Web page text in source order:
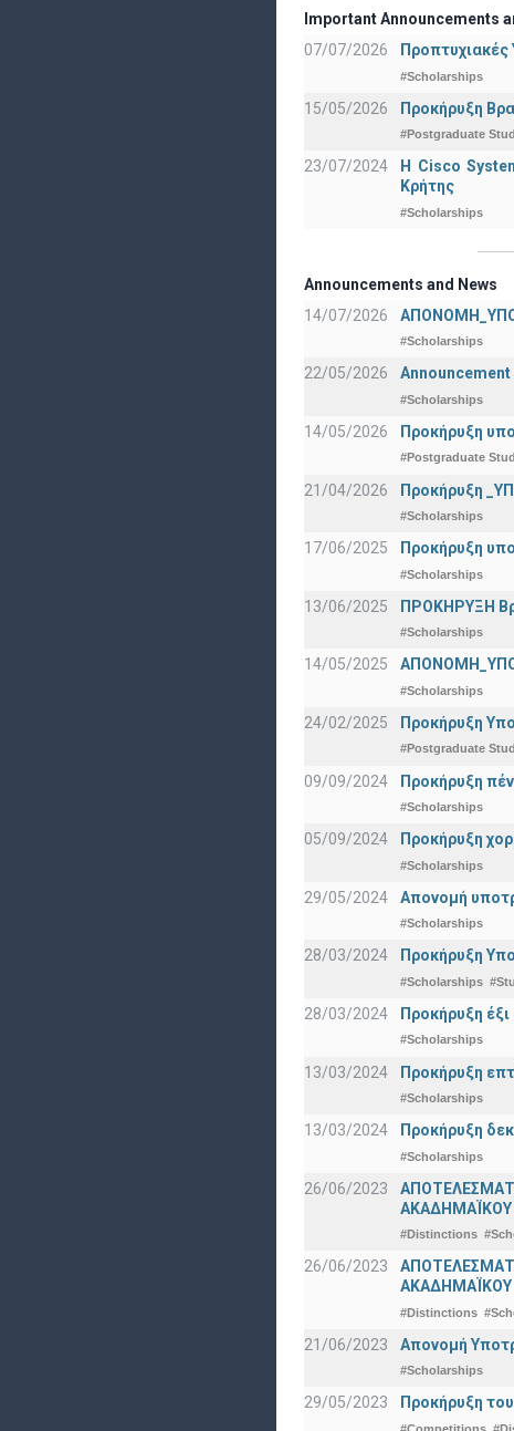
Important Announcements
07/07/2026
#Scholarships
15/05/2026 Προκήρυξη
#Postgraduate
23/07/2024
Η Cisco
Κρήτης
#Scholarships
Announcements and News
14/07/2026
#Scholarships
22/05/2026
#Scholarships
14/05/2026 Προκήρυξη
#Postgraduate
21/04/2026 Προκήρυξη
#Scholarships
17/06/2025 Προκήρυξη
#Scholarships
13/06/2025 ΠΡΟΚΗΡΥΞΗ
#Scholarships
14/05/2025
#Scholarships
24/02/2025 Προκήρυξη
#Postgraduate
09/09/2024 Προκήρυξη
#Scholarships
05/09/2024 Προκήρυξη
#Scholarships
29/05/2024 Απονομή
#Scholarships
28/03/2024 Προκήρυξη
#Scholarships
28/03/2024 Προκήρυξη
#Scholarships
13/03/2024 Προκήρυξη
#Scholarships
13/03/2024 Προκήρυξη
#Scholarships
26/06/2023
ΑΚΑΔΗΜΑΪΚΟΥ
#Distinctions
26/06/2023
ΑΚΑΔΗΜΑΪΚΟΥ
#Distinctions
21/06/2023 Απονομή
#Scholarships
29/05/2023 Προκήρυξη